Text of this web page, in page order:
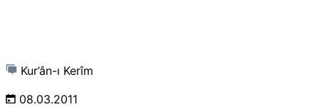
Kur’ân-ı Kerîm
08.03.2011